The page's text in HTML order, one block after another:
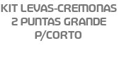
KIT LEVAS-CREMONAS
2 PUNTAS GRANDE
P/CORTO